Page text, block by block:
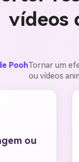
vídeos
PoohTornar um
ou vídeos
ou